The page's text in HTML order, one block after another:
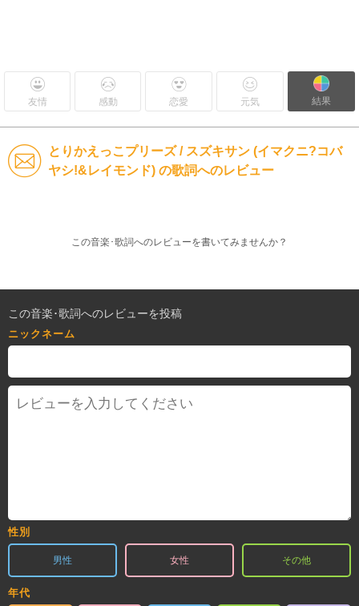
友情 感動 恋愛 元気 結果
とりかえっこプリーズ / スズキサン (イマクニ?コバ
ヤシ!&レイモンド) の歌詞へのレビュー
この音楽･歌詞へのレビューを書いてみませんか？
この音楽･歌詞へのレビューを投稿
ニックネーム
性別
男性 女性 その他
年代